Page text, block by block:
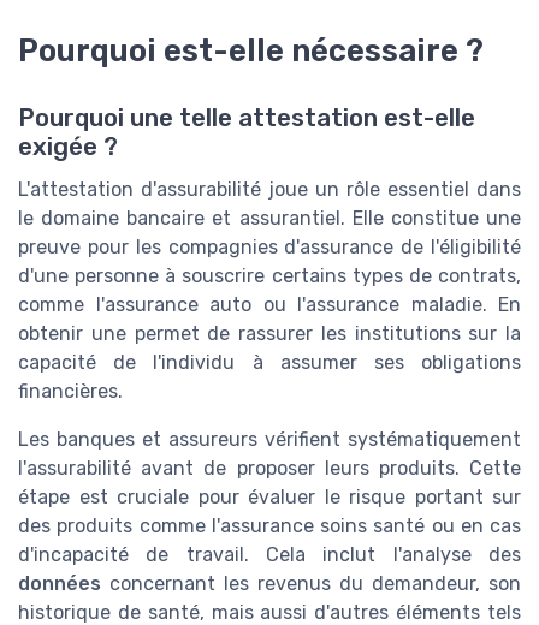
Pourquoi est-elle nécessaire ?
Pourquoi une telle attestation est-elle
exigée ?
L'attestation d'assurabilité joue un rôle essentiel dans
le domaine bancaire et assurantiel. Elle constitue une
preuve pour les compagnies d'assurance de l'éligibilité
d'une personne à souscrire certains types de contrats,
comme l'assurance auto ou l'assurance maladie. En
obtenir une permet de rassurer les institutions sur la
capacité de l'individu à assumer ses obligations
financières.
Les banques et assureurs vérifient systématiquement
l'assurabilité avant de proposer leurs produits. Cette
étape est cruciale pour évaluer le risque portant sur
des produits comme l'assurance soins santé ou en cas
d'incapacité de travail. Cela inclut l'analyse des
données concernant les revenus du demandeur, son
historique de santé, mais aussi d'autres éléments tels